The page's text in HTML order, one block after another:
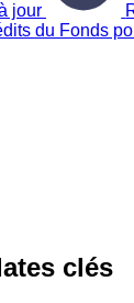
jour
du Fonds
clés